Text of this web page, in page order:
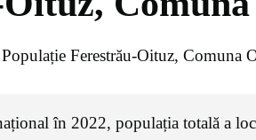
Populație Ferestrău-Oituz, Comuna
în 2022, populația totală a